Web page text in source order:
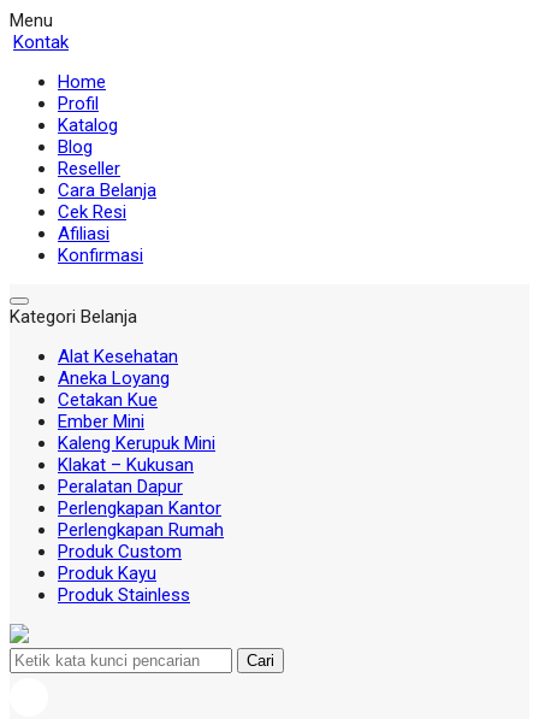
Menu
Kontak
Home
Profil
Katalog
Blog
Reseller
Cara Belanja
Cek Resi
Afiliasi
Konfirmasi
Kategori Belanja
Alat Kesehatan
Aneka Loyang
Cetakan Kue
Ember Mini
Kaleng Kerupuk Mini
Klakat – Kukusan
Peralatan Dapur
Perlengkapan Kantor
Perlengkapan Rumah
Produk Custom
Produk Kayu
Produk Stainless
Cari